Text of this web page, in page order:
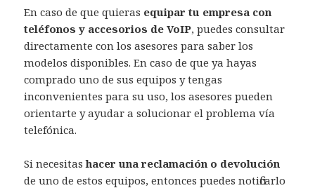
En caso de que quieras equipar tu empresa con
teléfonos y accesorios de VoIP, puedes consultar
directamente con los asesores para saber los
modelos disponibles. En caso de que ya hayas
comprado uno de sus equipos y tengas
inconvenientes para su uso, los asesores pueden
orientarte y ayudar a solucionar el problema vía
telefónica.
Si necesitashacer una reclamación o devolución
de uno de estos equipos, entonces puedes notificarlo